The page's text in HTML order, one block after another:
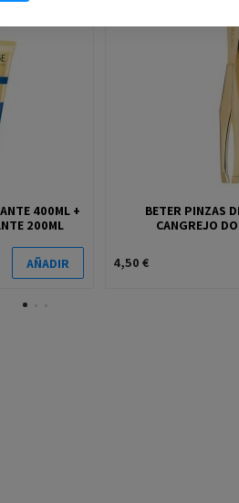
400ML +
200ML
AÑADIR
BETER PINZAS
CANGREJO
4,50 €